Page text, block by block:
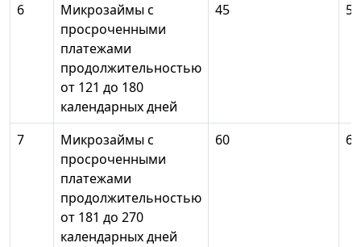
6
Микрозаймы с
просроченными
платежами
продолжительностью
от 121 до 180
календарных дней
45 50
7
Микрозаймы с
просроченными
платежами
продолжительностью
от 181 до 270
календарных дней
60 65